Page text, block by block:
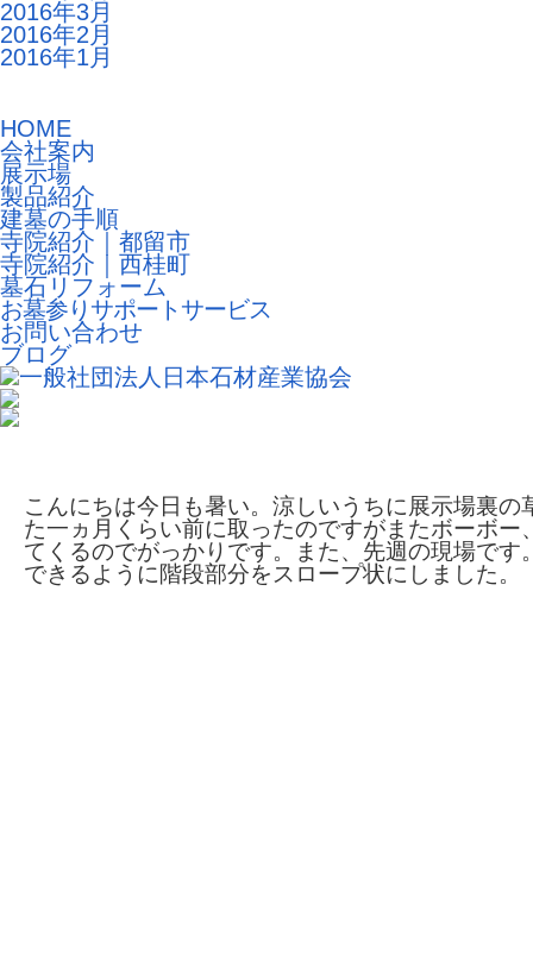
2016年3月
2016年2月
2016年1月
HOME
会社案内
展示場
製品紹介
建墓の手順
寺院紹介｜都留市
寺院紹介｜西桂町
墓石リフォーム
お墓参りサポートサービス
お問い合わせ
ブログ
こんにちは今日も暑い。涼しいうちに展示場裏の
た一ヵ月くらい前に取ったのですがまたボーボー
てくるのでがっかりです。また、先週の現場です
できるように階段部分をスロープ状にしました。